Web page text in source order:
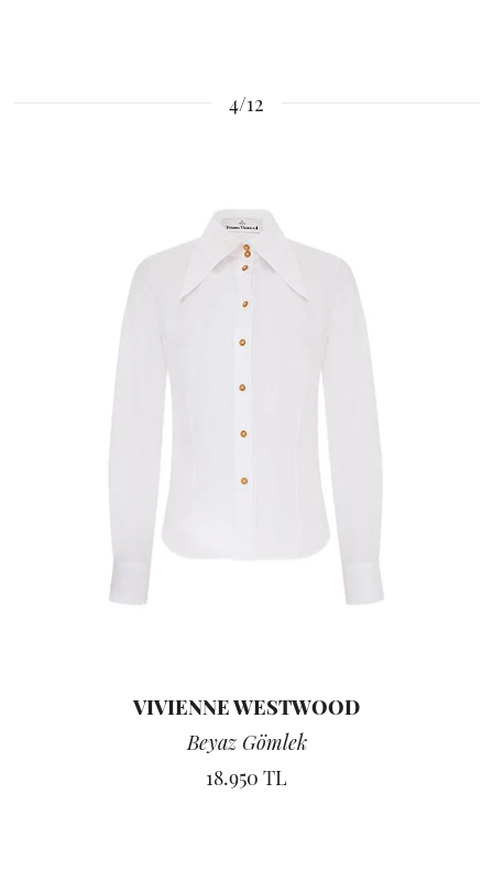
4/12
VIVIENNE WESTWOOD
Beyaz Gömlek
18.950 TL